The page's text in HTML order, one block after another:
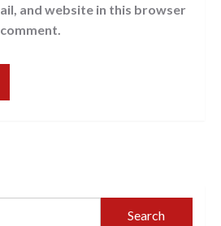
and website in this browser
Search